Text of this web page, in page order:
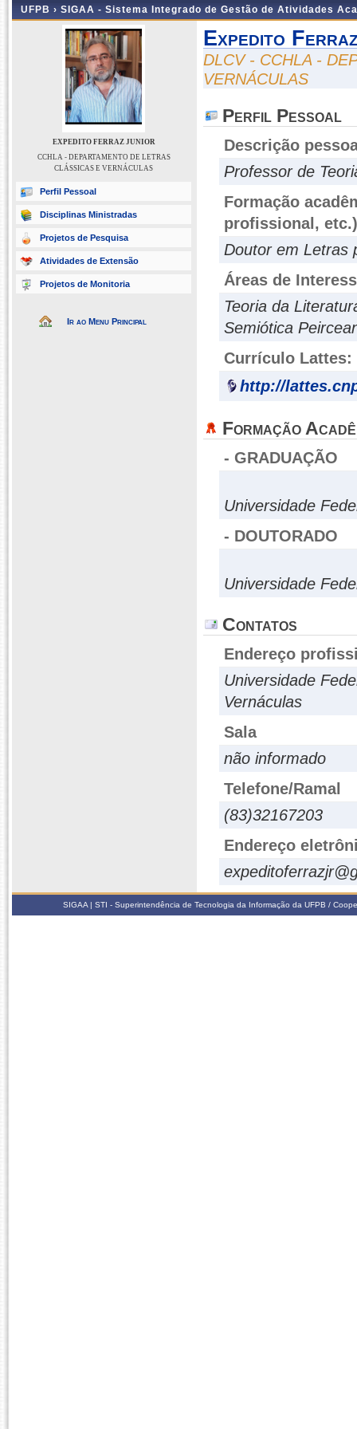
UFPB › SIGAA - Sistema Integrado de Gestão de Atividades
EXPEDITO FERRAZ JUNIOR
CCHLA - DEPARTAMENTO DE LETRAS
CLÁSSICAS E VERNÁCULAS
Perfil Pessoal
Disciplinas Ministradas
Projetos de Pesquisa
Atividades de Extensão
Projetos de Monitoria
Ir ao Menu Principal
Expedito
DLCV - CCHLA -
VERNÁCULAS
Perfil Pessoal
Descrição
Professor de
Formação
profissional, etc.)
Doutor em Letras
Áreas de
Teoria da
Semiótica
Currículo Lattes:
http://
Formação
- GRADUAÇÃO
Universidade
- DOUTORADO
Universidade
Contatos
Endereço
Universidade
Vernáculas
Sala
não informado
Telefone/Ramal
(83)32167203
Endereço
SIGAA | STI - Superintendência de Tecnologia da Informação da UFPB /